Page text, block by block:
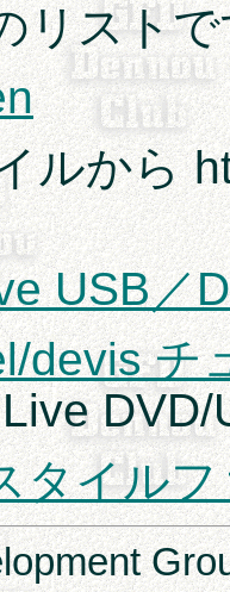
リスト
ルから
USB／
devis チ
DVD/
タイル